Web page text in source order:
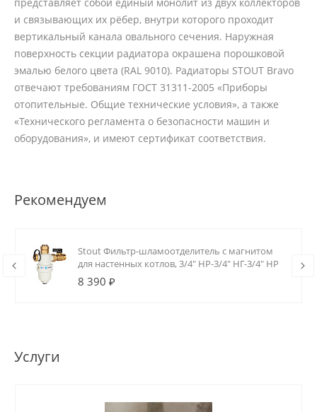
и связывающих их рёбер, внутри которого проходит
вертикальный канала овального сечения. Наружная
поверхность секции радиатора окрашена порошковой
эмалью белого цвета (RAL 9010). Радиаторы STOUT Bravo
отвечают требованиям ГОСТ 31311-2005 «Приборы
отопительные. Общие технические условия», а также
«Технического регламента о безопасности машин и
оборудования», и имеют сертификат соответствия.
Рекомендуем
Stout Фильтр-шламоотделитель с магнитом
для настенных котлов, 3/4" НР-3/4" НГ-3/4" НР
8 390 ₽
Услуги